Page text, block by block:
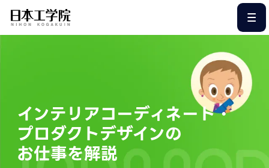
インテリアコーディネート・
プロダクトデザインの
お仕事を解説